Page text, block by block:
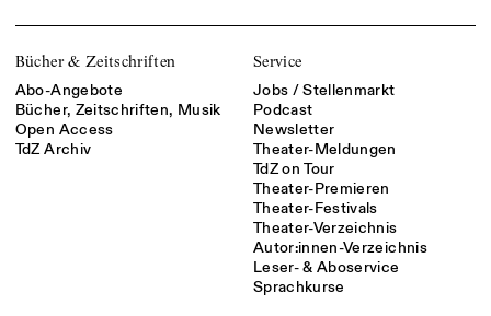
Bücher & Zeitschriften
Abo-Angebote
Bücher, Zeitschriften, Musik
Open Access
TdZ Archiv
Service
Jobs / Stellenmarkt
Podcast
Newsletter
Theater-Meldungen
TdZ on Tour
Theater-Premieren
Theater-Festivals
Theater-Verzeichnis
Autor:innen-Verzeichnis
Leser- & Aboservice
Sprachkurse